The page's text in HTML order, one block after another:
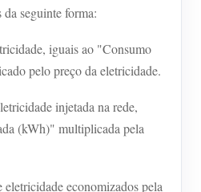
da seguinte forma:
iguais ao "Consumo
pelo preço da eletricidade.
injetada na rede,
(kWh)" multiplicada pela
eletricidade economizados pela